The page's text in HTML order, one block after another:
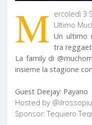
M ercoledì 3
Ultimo
Un ultimo
tra
La family di
insieme la stagione
Guest Deejay: Payano
Hosted by
Sponsor: Tequiero